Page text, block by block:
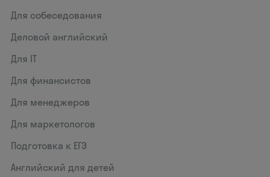
Для собеседования
Деловой английский
Для IT
Для финансистов
Для менеджеров
Для маркетологов
Подготовка к ЕГЭ
Английский для детей